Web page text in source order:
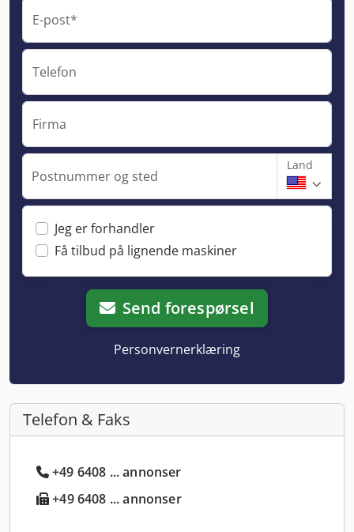
E-post*
Telefon
Firma
Postnummer og sted
Land
Jeg er forhandler
Få tilbud på lignende maskiner
Send forespørsel
Personvernerklæring
Telefon & Faks
+49 6408 ... annonser
+49 6408 ... annonser